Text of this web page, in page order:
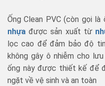
Ống Clean PVC (còn gọi
nhựa được sản xuất từ
lọc cao để đảm bảo độ
không gây ô nhiễm cho
ống này được thiết kế để
ngặt về vệ sinh và an toàn